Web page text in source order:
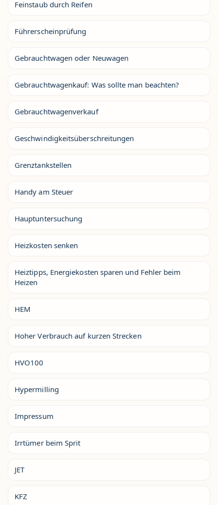
Feinstaub durch Reifen
Führerscheinprüfung
Gebrauchtwagen oder Neuwagen
Gebrauchtwagenkauf: Was sollte man beachten?
Gebrauchtwagenverkauf
Geschwindigkeitsüberschreitungen
Grenztankstellen
Handy am Steuer
Hauptuntersuchung
Heizkosten senken
Heiztipps, Energiekosten sparen und Fehler beim
Heizen
HEM
Hoher Verbrauch auf kurzen Strecken
HVO100
Hypermilling
Impressum
Irrtümer beim Sprit
JET
KFZ